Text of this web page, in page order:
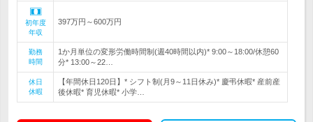
初年度
年収
397万円～600万円
勤務
時間
1か月単位の変形労働時間制(週40時間以内)* 9:00～18:00/休憩60
分* 13:00～22…
休日
休暇
【年間休日120日】* シフト制(月9～11日休み)* 慶弔休暇* 産前産
後休暇* 育児休暇* 小学…